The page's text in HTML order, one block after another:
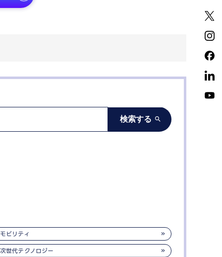
モビリティ
次世代テクノロジー